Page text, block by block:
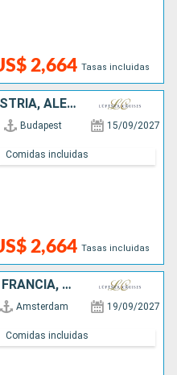
2,664 Tasas incluidas
HUNGRÍA, ESLOVAQUIA, AUSTRIA, ALEMANIA
Budapest 15/09/2027
2,664 Tasas incluidas
Comidas incluidas
PAISES BAJOS, ALEMANIA, FRANCIA, SUIZA
Amsterdam 19/09/2027
Comidas incluidas